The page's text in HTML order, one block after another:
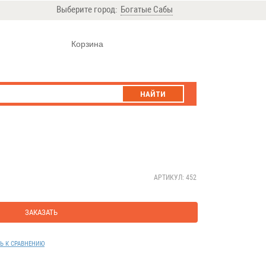
Выберите город: Богатые Сабы
Корзина
НАЙТИ
АРТИКУЛ: 452
ЗАКАЗАТЬ
К СРАВНЕНИЮ